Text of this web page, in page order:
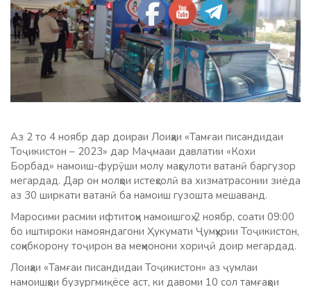
Аз 2 то 4 ноябр дар доираи Лоиҳаи «Тамғаи писандидаи
Тоҷикистон – 2023» дар Маҷмааи давлатии «Кохи
Борбад» намоиш-фурӯши молу маҳсулоти ватанӣ баргузор
мегардад. Дар он молҳои истеҳсолӣ ва хизматрасонии зиёда
аз 30 ширкати ватанӣ ба намоиш гузошта мешаванд.
Маросими расмии ифтитоҳи намоишгоҳ 2 ноябр, соати 09:00
бо иштироки намояндагони Ҳукумати Ҷумҳурии Тоҷикистон,
соҳибкорону тоҷирон ва меҳмонони хориҷӣ доир мегардад.
Лоиҳаи «Тамғаи писандидаи Тоҷикистон» аз ҷумлаи
намоишҳои бузургмиқёсе аст, ки давоми 10 сол тамғаҳои